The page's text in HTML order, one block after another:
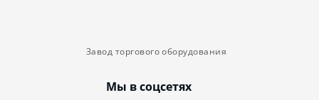
Завод торгового оборудования
Мы в соцсетях